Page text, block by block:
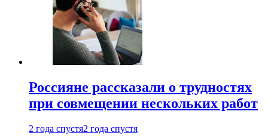
Россияне рассказали о трудностях
при совмещении нескольких работ
2 года спустя2 года спустя